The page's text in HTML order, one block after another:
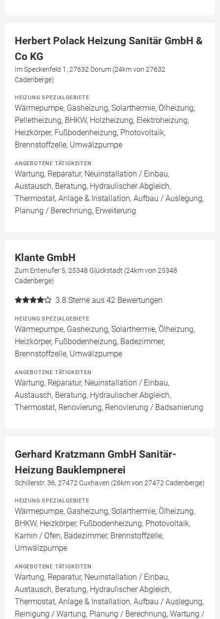
Herbert Polack Heizung Sanitär GmbH &
Co KG
Im Speckenfeld 1, 27632 Dorum (24km von 27632
Cadenberge)
HEIZUNG SPEZIALGEBIETE
Wärmepumpe, Gasheizung, Solarthermie, Ölheizung,
Pelletheizung, BHKW, Holzheizung, Elektroheizung,
Heizkörper, Fußbodenheizung, Photovoltaik,
Brennstoffzelle, Umwälzpumpe
ANGEBOTENE TÄTIGKEITEN
Wartung, Reparatur, Neuinstallation / Einbau,
Austausch, Beratung, Hydraulischer Abgleich,
Thermostat, Anlage & Installation, Aufbau / Auslegung,
Planung / Berechnung, Erweiterung
Klante GmbH
Zum Entenufer 5, 25348 Glückstadt (24km von 25348
Cadenberge)
3.8 Sterne aus 42 Bewertungen
HEIZUNG SPEZIALGEBIETE
Wärmepumpe, Gasheizung, Solarthermie, Ölheizung,
Heizkörper, Fußbodenheizung, Badezimmer,
Brennstoffzelle, Umwälzpumpe
ANGEBOTENE TÄTIGKEITEN
Wartung, Reparatur, Neuinstallation / Einbau,
Austausch, Beratung, Hydraulischer Abgleich,
Thermostat, Renovierung, Renovierung / Badsanierung
Gerhard Kratzmann GmbH Sanitär-
Heizung Bauklempnerei
Schillerstr. 36, 27472 Cuxhaven (26km von 27472 Cadenberge)
HEIZUNG SPEZIALGEBIETE
Wärmepumpe, Gasheizung, Solarthermie, Ölheizung,
BHKW, Heizkörper, Fußbodenheizung, Photovoltaik,
Kamin / Ofen, Badezimmer, Brennstoffzelle,
Umwälzpumpe
ANGEBOTENE TÄTIGKEITEN
Wartung, Reparatur, Neuinstallation / Einbau,
Austausch, Beratung, Hydraulischer Abgleich,
Thermostat, Anlage & Installation, Aufbau / Auslegung,
Reinigung / Wartung, Planung / Berechnung, Wartung /